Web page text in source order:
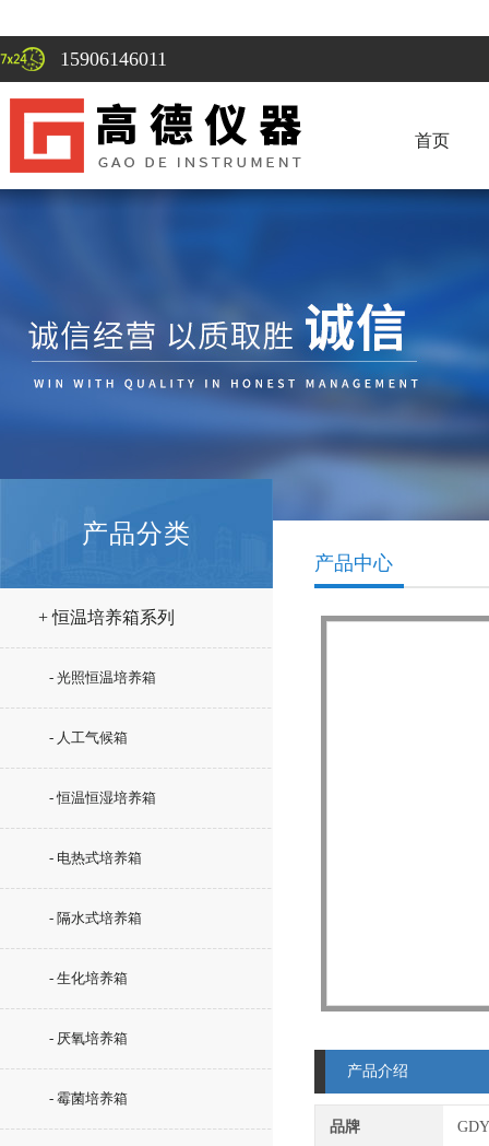
15906146011
首页
产品分类
+ 恒温培养箱系列
- 光照恒温培养箱
- 人工气候箱
- 恒温恒湿培养箱
- 电热式培养箱
- 隔水式培养箱
- 生化培养箱
- 厌氧培养箱
- 霉菌培养箱
产品中心
产品介绍
品牌